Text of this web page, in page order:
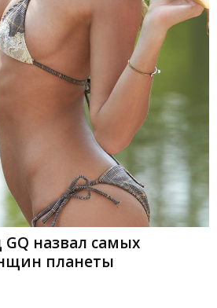
назвал самых
планеты